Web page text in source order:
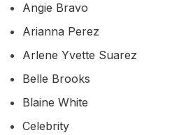
Angie Bravo
Arianna Perez
Arlene Yvette Suarez
Belle Brooks
Blaine White
Celebrity